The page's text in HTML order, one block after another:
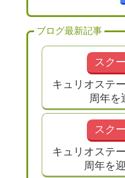
ブログ最新記事
スク
キュリオステ
周年を
スク
キュリオステ
周年を